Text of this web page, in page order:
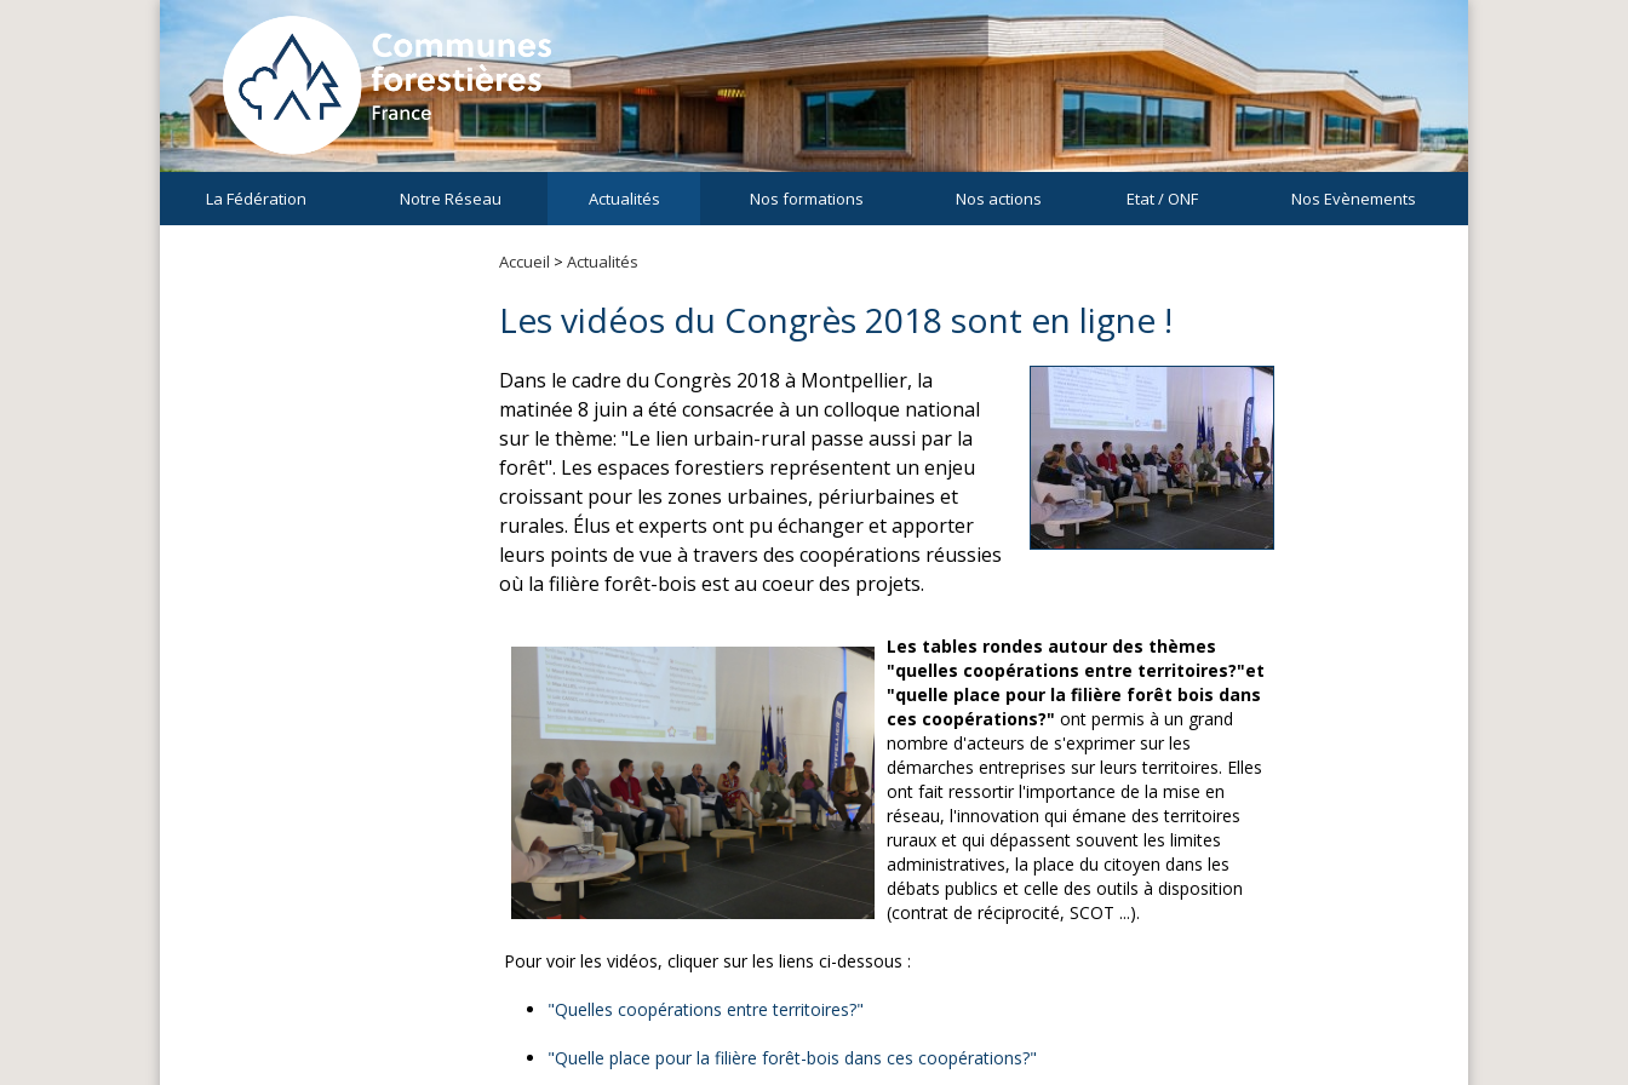
La Fédération Notre Réseau Actualités Nos formations Nos actions Etat / ONF Nos Evènements
Accueil > Actualités
Les vidéos du Congrès 2018 sont en ligne !
Dans le cadre du Congrès 2018 à Montpellier, la
matinée 8 juin a été consacrée à un colloque national
sur le thème: "Le lien urbain-rural passe aussi par la
forêt". Les espaces forestiers représentent un enjeu
croissant pour les zones urbaines, périurbaines et
rurales. Élus et experts ont pu échanger et apporter
leurs points de vue à travers des coopérations réussies
où la filière forêt-bois est au coeur des projets.
Les tables rondes autour des thèmes
"quelles coopérations entre territoires?"et
"quelle place pour la filière forêt bois dans
ces coopérations?" ont permis à un grand
nombre d'acteurs de s'exprimer sur les
démarches entreprises sur leurs territoires. Elles
ont fait ressortir l'importance de la mise en
réseau, l'innovation qui émane des territoires
ruraux et qui dépassent souvent les limites
administratives, la place du citoyen dans les
débats publics et celle des outils à disposition
(contrat de réciprocité, SCOT ...).
Pour voir les vidéos, cliquer sur les liens ci-dessous :
"Quelles coopérations entre territoires?"
"Quelle place pour la filière forêt-bois dans ces coopérations?"